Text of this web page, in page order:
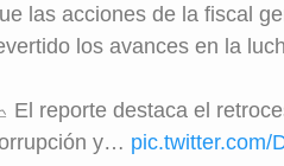
las acciones de la fiscal
los avances en la
El reporte destaca el
y… pic.twitter.com/